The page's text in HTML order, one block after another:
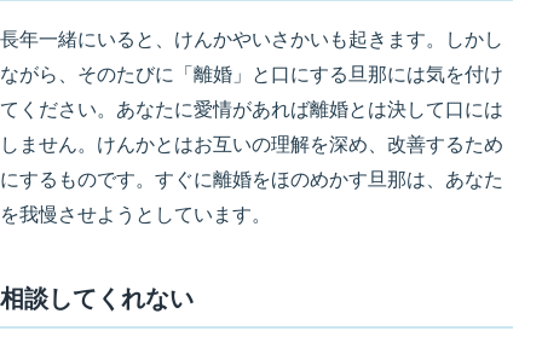
長年一緒にいると、けんかやいさかいも起きます。しかし
ながら、そのたびに「離婚」と口にする旦那には気を付け
てください。あなたに愛情があれば離婚とは決して口には
しません。けんかとはお互いの理解を深め、改善するため
にするものです。 すぐに離婚をほのめかす旦那は、あなた
を我慢させようとしています。
相談してくれない